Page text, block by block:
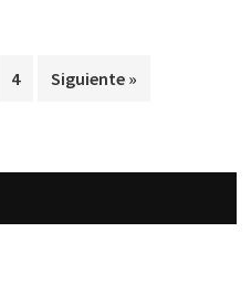
Página
4 Siguiente »